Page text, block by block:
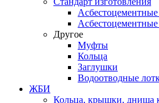
Другое
Муфты
Кольца
Заглушки
Водоотводные
ЖБИ
Кольца, крышки, днища